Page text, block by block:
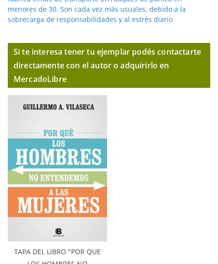
menores de 30. Son cada vez más usuales, debido a la
sobrecarga de responsabilidades y al estrés diario
Si te interesa tener tu ejemplar podés contactarte
directamente con el autor o adquirirlo en
MercadoLibre
TAPA DEL LIBRO "POR QUE